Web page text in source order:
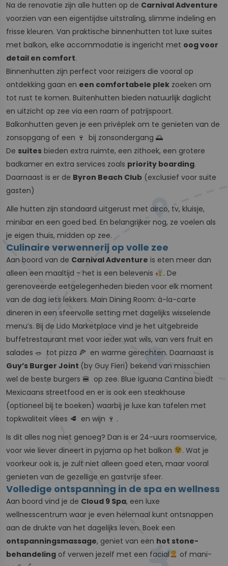
Na de renovatie zijn alle hutten op de Carnival Adventure
voorzien van een eigentijdse uitstraling, slimme indeling en
frisse kleuren. Van praktische binnenhutten tot luxe suites
met balkon, elke accommodatie is ingericht met oog voor
detail en comfort.
Binnenhutten zijn perfect voor reizigers die vooral op
ontdekking gaan en een comfortabele plek zoeken om
tot rust te komen. Buitenhutten bieden natuurlijk daglicht
en uitzicht op zee via een raam of patrijspoort.
Balkonhutten geven je een privéplek om te genieten van de
zonsopgang of een 🍷 bij zonsondergang 🌅
De suites bieden extra ruimte, een zithoek, een grotere
badkamer en extra services zoals priority boarding.
Daarnaast is er de Byron Beach Club (exclusief voor suite
gasten)
Alle hutten zijn standaard uitgerust met airco, tv, kluisje,
minibar en een goed bed. En belangrijker nog, ze voelen als
je eigen thuis, midden op zee.
Culinaire verwennerij op volle zee
Aan boord van de Carnival Adventure is eten meer dan
alleen een maaltijd - het is een belevenis
. De
gerenoveerde eetgelegenheden bieden voor elk moment
van de dag iets lekkers. Main Dining Room: à-la-carte
dineren in een sfeervolle setting met dagelijks wisselende
menu’s. Bij de Lido Marketplace vind je het uitgebreide
buffetrestaurant met voor ieder wat wils, van vers fruit en
salades 🥗 tot pizza 🍕 en warme gerechten. Daarnaast is
Guy’s Burger Joint (by Guy Fieri) bekend van misschien
wel de beste burgers 🍔 op zee. Blue Iguana Cantina biedt
Mexicaans streetfood en er is ook een steakhouse
(optioneel bij te boeken) waarbij je luxe kan tafelen met
topkwaliteit vlees 🥩 en wijn 🍷 .
Is dit alles nog niet genoeg? Dan is er 24-uurs roomservice,
voor wie liever dineert in pyjama op het balkon
. Wat je
voorkeur ook is, je zult niet alleen goed eten, maar vooral
genieten van de gezellige en gastvrije sfeer.
Volledige ontspanning in de spa en wellness
Aan boord vind je de Cloud 9 Spa, een luxe
wellnesscentrum waar je even helemaal kunt ontsnappen
aan de drukte van het dagelijks leven. Boek een
ontspanningsmassage, geniet van een hot stone-
behandeling of verwen jezelf met een facial
of mani-